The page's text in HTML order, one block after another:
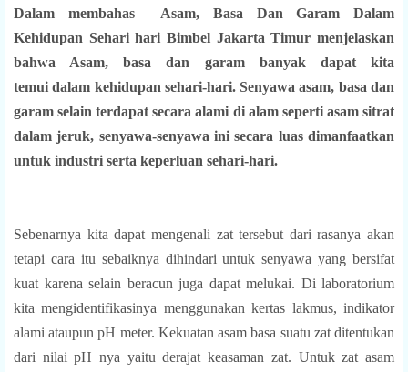
Dalam membahas Asam, Basa Dan Garam Dalam
Kehidupan Sehari hari Bimbel Jakarta Timur menjelaskan
bahwa Asam, basa dan garam banyak dapat kita
temui dalam kehidupan sehari-hari.Senyawa asam, basa dan
garam selain terdapat secara alami di alam seperti asam sitrat
dalam jeruk, senyawa-senyawa ini secara luas dimanfaatkan
untuk industri serta keperluan sehari-hari.
Sebenarnya kita dapat mengenali zat tersebut dari rasanya akan
tetapi cara itu sebaiknya dihindari untuk senyawa yang bersifat
kuat karena selain beracun juga dapat melukai. Di laboratorium
kita mengidentifikasinya menggunakan kertas lakmus, indikator
alami ataupun pH meter. Kekuatan asam basa suatu zat ditentukan
dari nilai pH nya yaitu derajat keasaman zat. Untuk zat asam